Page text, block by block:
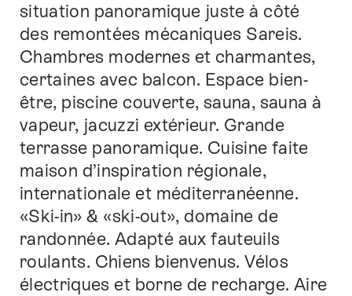
informations
sur
la
disponibilité
situation panoramique juste à côté
des remontées mécaniques Sareis.
Chambres modernes et charmantes,
certaines avec balcon. Espace bien-
être, piscine couverte, sauna, sauna à
vapeur, jacuzzi extérieur. Grande
terrasse panoramique. Cuisine faite
maison d’inspiration régionale,
internationale et méditerranéenne.
«Ski-in» & «ski-out», domaine de
randonnée. Adapté aux fauteuils
roulants. Chiens bienvenus. Vélos
électriques et borne de recharge. Aire